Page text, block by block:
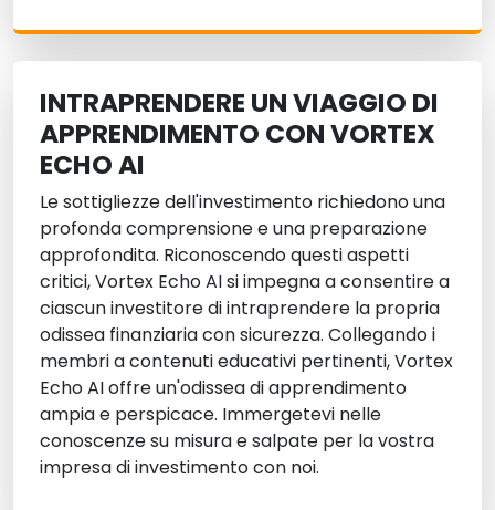
INTRAPRENDERE UN VIAGGIO DI
APPRENDIMENTO CON VORTEX
ECHO AI
Le sottigliezze dell'investimento richiedono una
profonda comprensione e una preparazione
approfondita. Riconoscendo questi aspetti
critici, Vortex Echo AI si impegna a consentire a
ciascun investitore di intraprendere la propria
odissea finanziaria con sicurezza. Collegando i
membri a contenuti educativi pertinenti, Vortex
Echo AI offre un'odissea di apprendimento
ampia e perspicace. Immergetevi nelle
conoscenze su misura e salpate per la vostra
impresa di investimento con noi.